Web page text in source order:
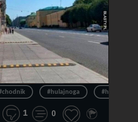
#hulajnoga #hulajnogi
1 0